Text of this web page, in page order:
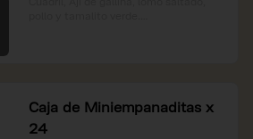
Caja de Miniempanaditas x
24